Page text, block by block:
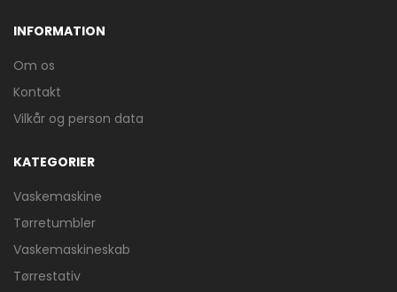
INFORMATION
Om os
Kontakt
Vilkår og person data
KATEGORIER
Vaskemaskine
Tørretumbler
Vaskemaskineskab
Tørrestativ